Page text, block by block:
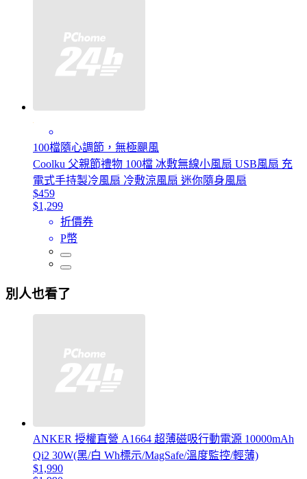
100檔隨心調節，無極颶風
Coolku 父親節禮物 100檔 冰敷無線小風扇 USB風扇 充
電式手持製冷風扇 冷敷涼風扇 迷你隨身風扇
$459
$1,299
折價券
P幣
別人也看了
ANKER 授權直營 A1664 超薄磁吸行動電源 10000mAh
Qi2 30W(黑/白 Wh標示/MagSafe/溫度監控/輕薄)
$1,990